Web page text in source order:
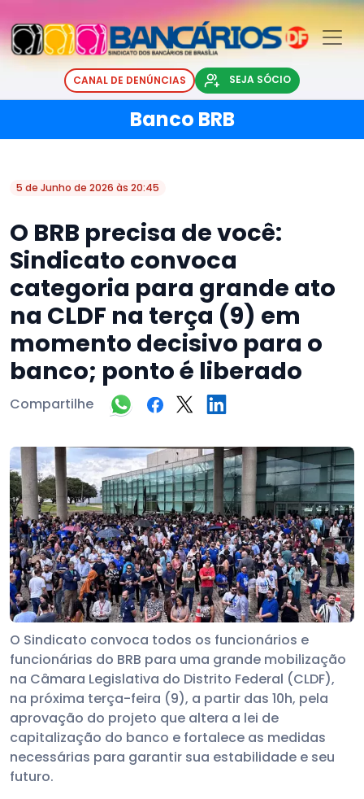
CANAL DE DENÚNCIAS SEJA SÓCIO
Banco BRB
5 de Junho de 2026 às 20:45
O BRB precisa de você:
Sindicato convoca
categoria para grande ato
na CLDF na terça (9) em
momento decisivo para o
banco; ponto é liberado
Compartilhe
O Sindicato convoca todos os funcionários e
funcionárias do BRB para uma grande mobilização
na Câmara Legislativa do Distrito Federal (CLDF),
na próxima terça-feira (9), a partir das 10h, pela
aprovação do projeto que altera a lei de
capitalização do banco e fortalece as medidas
necessárias para garantir sua estabilidade e seu
futuro.